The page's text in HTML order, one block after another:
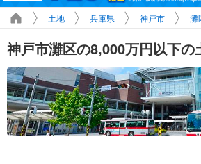
土地 兵庫県 神戸市 灘
神戸市灘区の8,000万円以下の